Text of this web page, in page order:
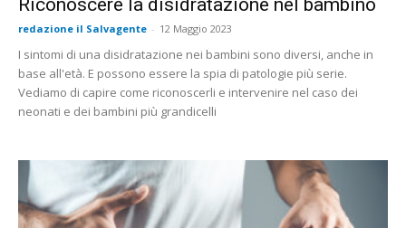
redazione il Salvagente - 12 Maggio 2023
I sintomi di una disidratazione nei bambini sono diversi, anche in
base all'età. E possono essere la spia di patologie più serie.
Vediamo di capire come riconoscerli e intervenire nel caso dei
neonati e dei bambini più grandicelli